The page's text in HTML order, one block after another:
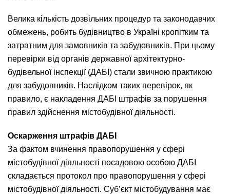
Велика кількість дозвільних процедур та законодавчих
обмежень, робить будівництво в Україні кропітким та
затратним для замовників та забудовників. При цьому
перевірки від органів державної архітектурно-
будівельної інспекції (ДАБІ) стали звичною практикою
для забудовників. Наслідком таких перевірок, як
правило, є накладення ДАБІ штрафів за порушення
правил здійснення містобудівної діяльності.
Оскарження штрафів ДАБІ
За фактом вчинення правопорушення у сфері
містобудівної діяльності посадовою особою ДАБІ
складається протокол про правопорушення у сфері
містобудівної діяльності. Суб’єкт містобудування має